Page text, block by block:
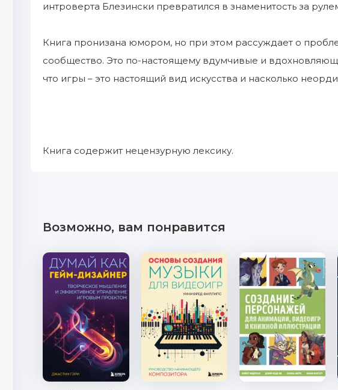
интроверта Блезински превратился в знаменитость за
Книга пронизана юмором, но при этом рассуждает о
сообщество. Это по-настоящему вдумчивые и
что игры – это настоящий вид искусства и насколько
Книга содержит нецензурную лексику.
Возможно, вам понравится